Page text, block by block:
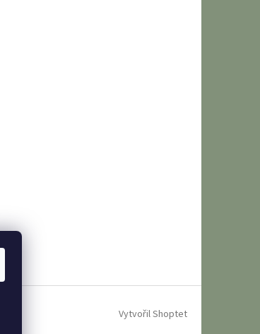
Vytvořil Shoptet